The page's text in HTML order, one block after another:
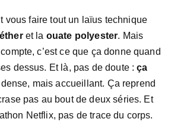
vous faire tout un laïus technique
et la ouate polyester. Mais
c’est ce que ça donne quand
dessus. Et là, pas de doute :ça
dense, mais accueillant. Ça reprend
pas au bout de deux séries. Et
Netflix, pas de trace du corps.